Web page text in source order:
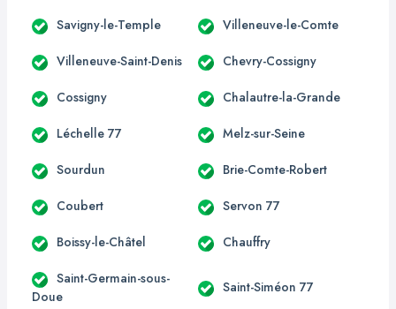
Savigny-le-Temple Villeneuve-le-Comte
Villeneuve-Saint-Denis Chevry-Cossigny
Cossigny Chalautre-la-Grande
Léchelle 77 Melz-sur-Seine
Sourdun Brie-Comte-Robert
Coubert Servon 77
Boissy-le-Châtel Chauffry
Saint-Germain-sous-
Doue
Saint-Siméon 77